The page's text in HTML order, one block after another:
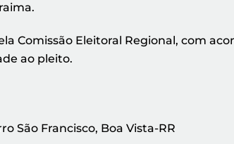
Comissão Eleitoral Regional, com
ao pleito.
São Francisco, Boa Vista-RR